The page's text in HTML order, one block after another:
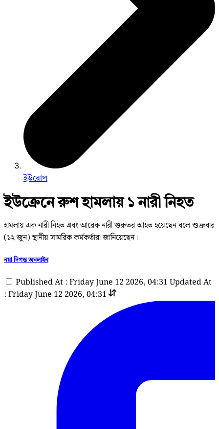
ইউরোপ
ইউক্রেনে রুশ হামলায় ১ নারী নিহত
হামলায় এক নারী নিহত এবং আরেক নারী গুরুতর আহত হয়েছেন বলে শুক্রবার
(১২ জুন) স্থানীয় সামরিক কর্মকর্তারা জানিয়েছেন।
নয়া দিগন্ত অনলাইন
Published At : Friday June 12 2026, 04:31 Updated At
: Friday June 12 2026, 04:31